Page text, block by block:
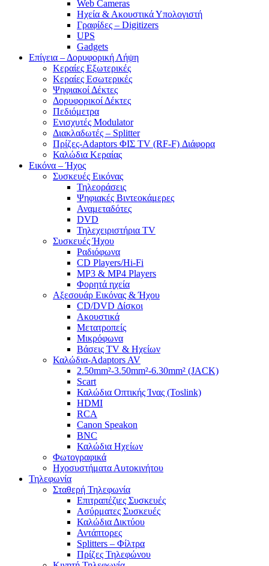
Web Cameras
Ηχεία & Ακουστικά Υπολογιστή
Γραφίδες – Digitizers
UPS
Gadgets
Επίγεια – Δορυφορική Λήψη
Κεραίες Εξωτερικές
Κεραίες Εσωτερικές
Ψηφιακοί Δέκτες
Δορυφορικοί Δέκτες
Πεδιόμετρα
Ενισχυτές Modulator
Διακλαδωτές – Splitter
Πρίζες-Adaptors ΦΙΣ TV (RF-F) Διάφορα
Καλώδια Κεραίας
Εικόνα – Ήχος
Συσκευές Εικόνας
Τηλεοράσεις
Ψηφιακές Βιντεοκάμερες
Αναμεταδότες
DVD
Τηλεχειριστήρια TV
Συσκευές Ήχου
Ραδιόφωνα
CD Players/Hi-Fi
MP3 & MP4 Players
Φορητά ηχεία
Αξεσουάρ Εικόνας & Ήχου
CD/DVD Δίσκοι
Ακουστικά
Μετατροπείς
Μικρόφωνα
Βάσεις TV & Ηχείων
Καλώδια-Adaptors AV
2.50mm²-3.50mm²-6.30mm² (JACK)
Scart
Καλώδια Οπτικής Ίνας (Toslink)
HDMI
RCA
Canon Speakon
BNC
Καλώδια Ηχείων
Φωτογραφικά
Ηχοσυστήματα Αυτοκινήτου
Τηλεφωνία
Σταθερή Τηλεφωνία
Επιτραπέζιες Συσκευές
Ασύρματες Συσκευές
Καλώδια Δικτύου
Αντάπτορες
Splitters – Φίλτρα
Πρίζες Τηλεφώνου